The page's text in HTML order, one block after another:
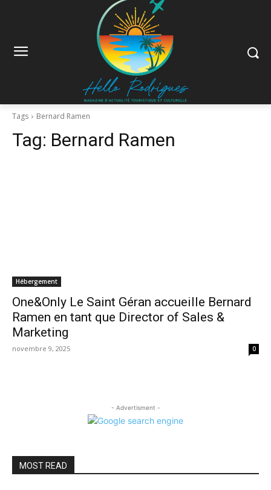
Tags Bernard Ramen
Tag: Bernard Ramen
Hébergement
One&Only Le Saint Géran accueille Bernard
Ramen en tant que Director of Sales &
Marketing
novembre 9, 2025 0
- Advertisment -
MOST READ